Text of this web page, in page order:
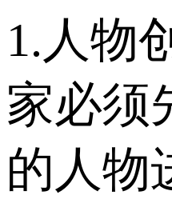
1.人物
家必须
的人物